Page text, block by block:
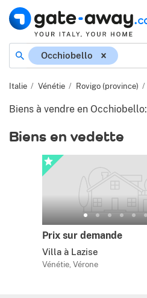
Occhiobello
Italie Vénétie Rovigo (province)
Biens à vendre en Occhiobello:
Biens en vedette
Prix sur demande
Villa à Lazise
Vénétie, Vérone